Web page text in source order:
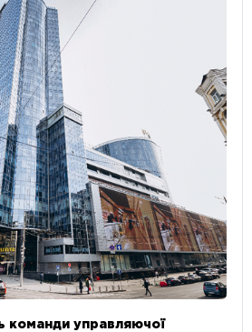
команди управляючої